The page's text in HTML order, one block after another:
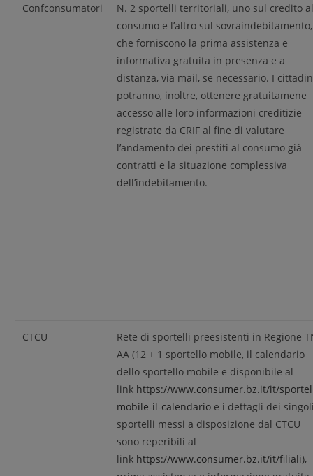
Confconsumatori
N. 2 sportelli territoriali, uno sul credito
consumo e l’altro sul sovraindebitamento,
che forniscono la prima assistenza e
informativa gratuita in presenza e a
distanza, via mail, se necessario. I
potranno, inoltre, ottenere gratuitamene
accesso alle loro informazioni creditizie
registrate da CRIF al fine di valutare
l’andamento dei prestiti al consumo già
contratti e la situazione complessiva
dell’indebitamento.
CTCU
Rete di sportelli preesistenti in Regione
AA (12 + 1 sportello mobile, il calendario
dello sportello mobile e disponibile al
link https://www.consumer.bz.it/it/
mobile-il-calendario e i dettagli dei
sportelli messi a disposizione dal CTCU
sono reperibili al
link https://www.consumer.bz.it/it/filiali),